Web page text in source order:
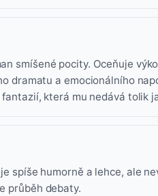
smíšené pocity. Oceňuje
dramatu a emocionálního
která mu nedává tolik
spíše humorně a lehce, ale
průběh debaty.